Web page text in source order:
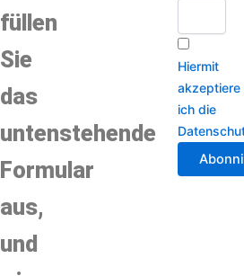
füllen
Sie
das
untenstehende
Formular
aus,
und
Hiermit
akzeptiere
ich die